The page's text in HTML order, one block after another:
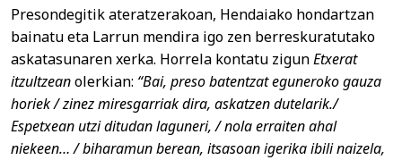
Presondegitik ateratzerakoan, Hendaiako hondartzan
bainatu eta Larrun mendira igo zen berreskuratutako
askatasunaren xerka. Horrela kontatu zigunEtxerat
itzultzeanolerkian: “Bai, preso batentzat eguneroko gauza
horiek / zinez miresgarriak dira, askatzen dutelarik./
Espetxean utzi ditudan laguneri, / nola erraiten ahal
niekeen… / biharamun berean, itsasoan igerika ibili naizela,